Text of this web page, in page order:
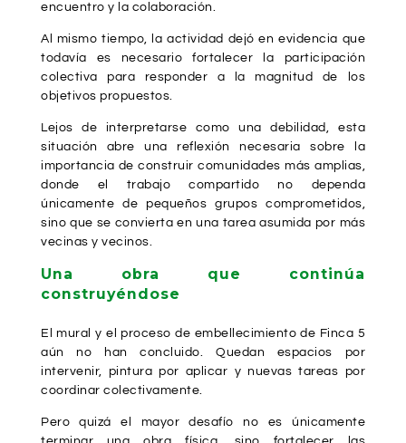
encuentro y la colaboración.
Al mismo tiempo, la actividad dejó en evidencia que
todavía es necesario fortalecer la participación
colectiva para responder a la magnitud de los
objetivos propuestos.
Lejos de interpretarse como una debilidad, esta
situación abre una reflexión necesaria sobre la
importancia de construir comunidades más amplias,
donde el trabajo compartido no dependa
únicamente de pequeños grupos comprometidos,
sino que se convierta en una tarea asumida por más
vecinas y vecinos.
Una obra que continúa
construyéndose
El mural y el proceso de embellecimiento de Finca 5
aún no han concluido. Quedan espacios por
intervenir, pintura por aplicar y nuevas tareas por
coordinar colectivamente.
Pero quizá el mayor desafío no es únicamente